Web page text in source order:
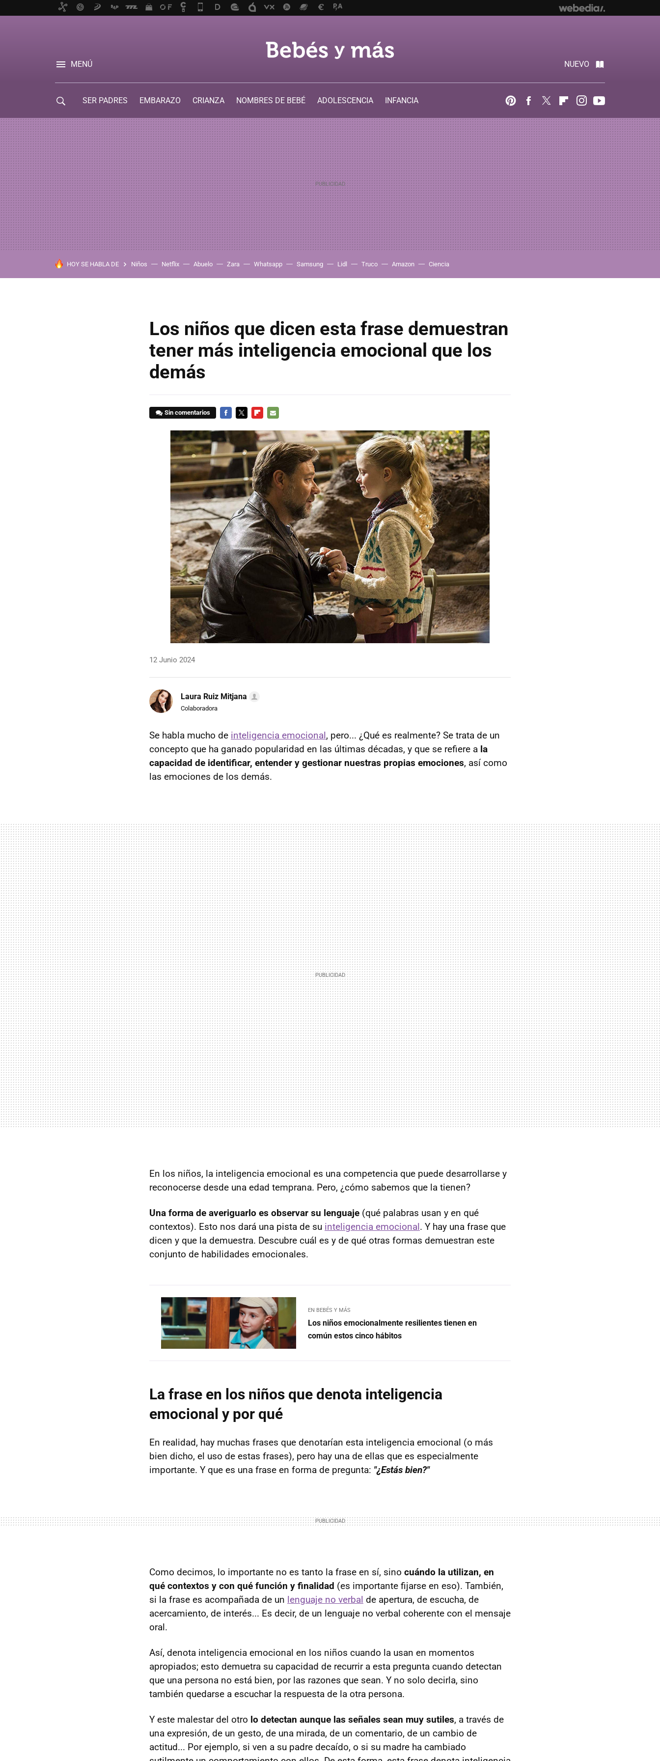
MENÚ NUEVO
SER PADRES EMBARAZO CRIANZA NOMBRES DE BEBÉ ADOLESCENCIA
INFANCIA
PinterestFacebook
Twitter FlipboardInstagram
HOY SE HABLA DE Niños Netflix Abuelo Zara Whatsapp Samsung Lidl Truco Amazon Ciencia
Los niños que dicen esta frase demuestran
tener más inteligencia emocional que los
demás
Sin comentarios
MAIL
12 Junio 2024
Laura Ruiz Mitjana
Colaboradora
Se habla mucho de inteligencia emocional, pero... ¿Qué es realmente? Se trata de un
concepto que ha ganado popularidad en las últimas décadas, y que se refiere a la
capacidad de identificar, entender y gestionar nuestras propias emociones, así como
las emociones de los demás.
En los niños, la inteligencia emocional es una competencia que puede desarrollarse y
reconocerse desde una edad temprana. Pero, ¿cómo sabemos que la tienen?
Una forma de averiguarlo es observar su lenguaje (qué palabras usan y en qué
contextos). Esto nos dará una pista de su inteligencia emocional. Y hay una frase que
dicen y que la demuestra. Descubre cuál es y de qué otras formas demuestran este
conjunto de habilidades emocionales.
EN BEBÉS Y MÁS
Los niños emocionalmente resilientes tienen en
común estos cinco hábitos
La frase en los niños que denota inteligencia
emocional y por qué
En realidad, hay muchas frases que denotarían esta inteligencia emocional (o más
bien dicho, el uso de estas frases), pero hay una de ellas que es especialmente
importante. Y que es una frase en forma de pregunta: "¿Estás bien?"
Como decimos, lo importante no es tanto la frase en sí, sino cuándo la utilizan, en
qué contextos y con qué función y finalidad (es importante fijarse en eso). También,
si la frase es acompañada de un lenguaje no verbal de apertura, de escucha, de
acercamiento, de interés... Es decir, de un lenguaje no verbal coherente con el mensaje
oral.
Así, denota inteligencia emocional en los niños cuando la usan en momentos
apropiados; esto demuetra su capacidad de recurrir a esta pregunta cuando detectan
que una persona no está bien, por las razones que sean. Y no solo decirla, sino
también quedarse a escuchar la respuesta de la otra persona.
Y este malestar del otro lo detectan aunque las señales sean muy sutiles, a través de
una expresión, de un gesto, de una mirada, de un comentario, de un cambio de
actitud... Por ejemplo, si ven a su padre decaído, o si su madre ha cambiado